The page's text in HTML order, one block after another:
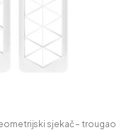
sjekač – trougao